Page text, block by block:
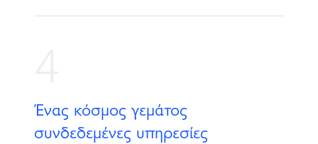
Ένας κόσμος γεμάτος
συνδεδεμένες υπηρεσίες